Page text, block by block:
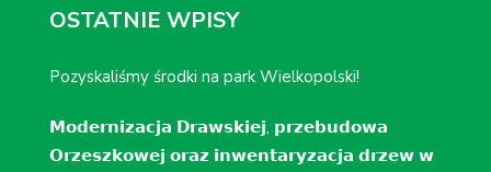
OSTATNIE WPISY
Pozyskaliśmy środki na park Wielkopolski!
𝗠𝗼𝗱𝗲𝗿𝗻𝗶𝘇𝗮𝗰𝗷𝗮 𝗗𝗿𝗮𝘄𝘀𝗸𝗶𝗲𝗷, 𝗽𝗿𝘇𝗲𝗯𝘂𝗱𝗼𝘄𝗮
𝗢𝗿𝘇𝗲𝘀𝘇𝗸𝗼𝘄𝗲𝗷 𝗼𝗿𝗮𝘇 𝗶𝗻𝘄𝗲𝗻𝘁𝗮𝗿𝘆𝘇𝗮𝗰𝗷𝗮 𝗱𝗿𝘇𝗲𝘄 𝘄